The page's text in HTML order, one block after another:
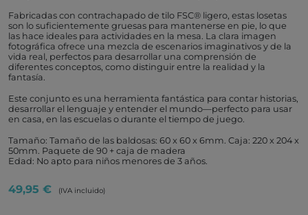
Fabricadas con contrachapado de tilo FSC® ligero, estas losetas
son lo suficientemente gruesas para mantenerse en pie, lo que
las hace ideales para actividades en la mesa. La clara imagen
fotográfica ofrece una mezcla de escenarios imaginativos y de la
vida real, perfectos para desarrollar una comprensión de
diferentes conceptos, como distinguir entre la realidad y la
fantasía.
Este conjunto es una herramienta fantástica para contar historias,
desarrollar el lenguaje y entender el mundo—perfecto para usar
en casa, en las escuelas o durante el tiempo de juego.
Tamaño: Tamaño de las baldosas: 60 x 60 x 6mm. Caja: 220 x 204 x
50mm. Paquete de 90 + caja de madera
Edad: No apto para niños menores de 3 años.
49,95 € (IVA incluido)